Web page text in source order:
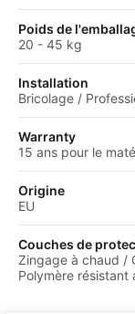
Poids de
20 - 45 kg
Installation
Bricolage /
Warranty
15 ans pour le
Origine
EU
Couches de
Zingage à chaud /
Polymère résistant